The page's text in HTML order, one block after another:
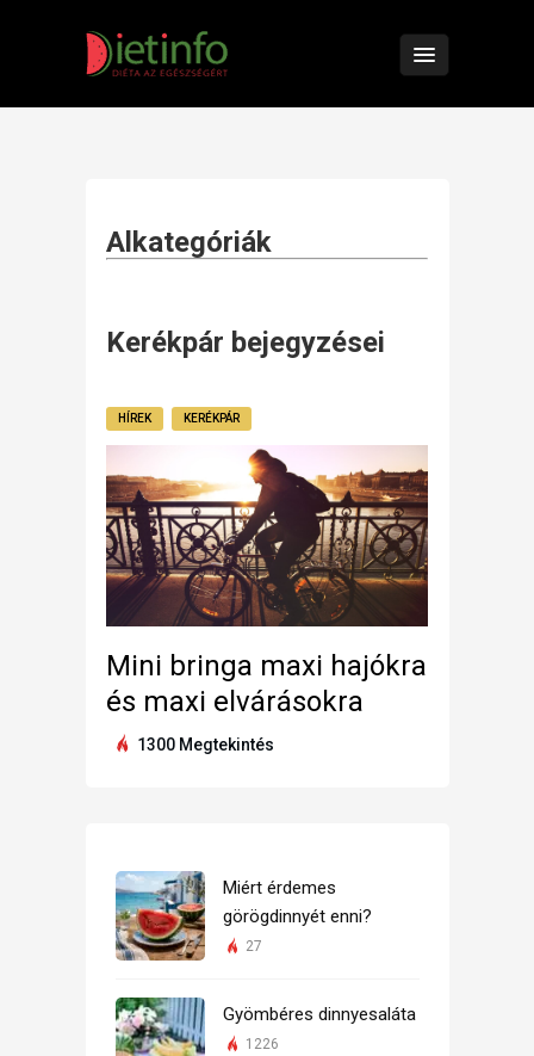
Alkategóriák
Kerékpár bejegyzései
HÍREK KERÉKPÁR
Mini bringa maxi hajókra
és maxi elvárásokra
1300 Megtekintés
Miért érdemes
görögdinnyét enni?
27
Gyömbéres dinnyesaláta
1226